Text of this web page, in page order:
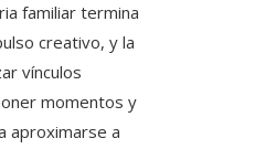
familiar termina
creativo, y la
vínculos
momentos y
aproximarse a